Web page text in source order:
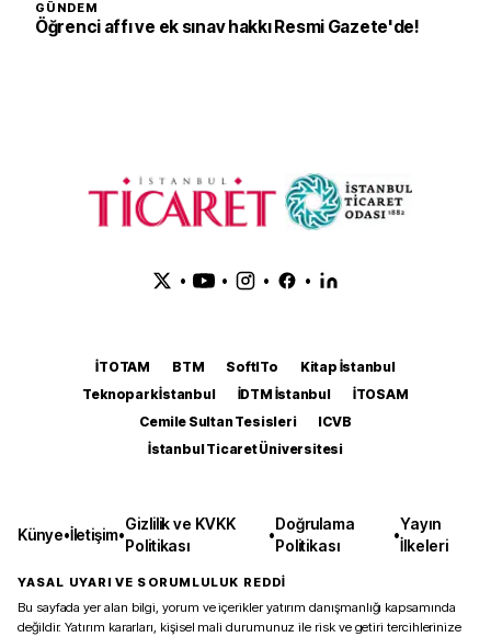
GÜNDEM
Öğrenci affı ve ek sınav hakkı Resmi Gazete'de!
• • • •
İTOTAM BTM SoftITo
Kitap İstanbul
Teknopark İstanbul
İDTM İstanbul
İTOSAM
Cemile Sultan Tesisleri
ICVB
İstanbul Ticaret Üniversitesi
Künye•İletişim•
Gizlilik ve KVKK
Politikası
•
Doğrulama
Politikası
•
Yayın
İlkeleri
YASAL UYARI VE SORUMLULUK REDDİ
Bu sayfada yer alan bilgi, yorum ve içerikler yatırım danışmanlığı kapsamında
değildir. Yatırım kararları, kişisel mali durumunuz ile risk ve getiri tercihlerinize